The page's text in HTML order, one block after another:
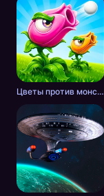
Цветы против монстров